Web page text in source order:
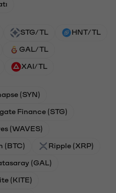
STG/TL HNT/TL
GAL/TL
XAI/TL
(SYN)
Finance (STG)
(WAVES)
(BTC) Ripple (XRP)
(GAL)
(KITE)